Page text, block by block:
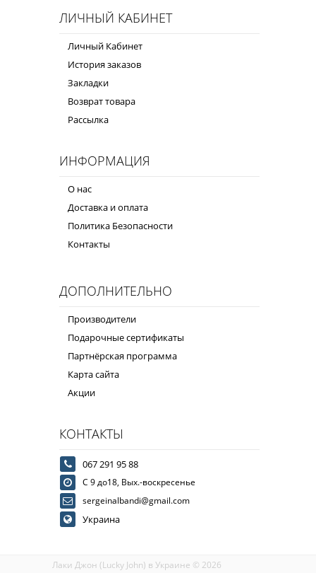
ЛИЧНЫЙ КАБИНЕТ
Личный Кабинет
История заказов
Закладки
Возврат товара
Рассылка
ИНФОРМАЦИЯ
О нас
Доставка и оплата
Политика Безопасности
Контакты
ДОПОЛНИТЕЛЬНО
Производители
Подарочные сертификаты
Партнёрская программа
Карта сайта
Акции
КОНТАКТЫ
067 291 95 88
С 9 до18, Вых.-воскресенье
sergeinalbandi@gmail.com
Украина
Лаки Джон (Lucky John) в Украине © 2026